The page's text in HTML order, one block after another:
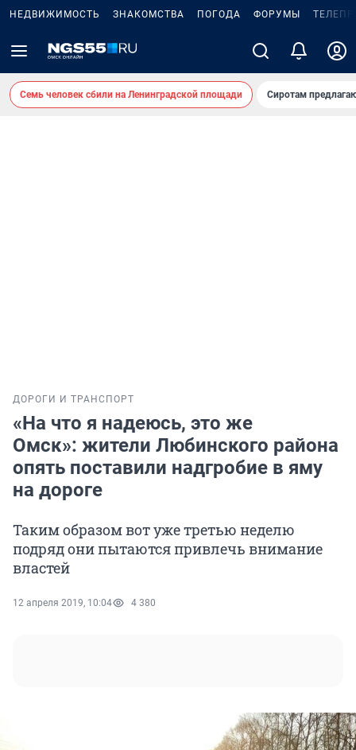
НЕДВИЖИМОСТЬ ЗНАКОМСТВА ПОГОДА ФОРУМЫ
Семь человек сбили на Ленинградской площади Сиротам
ДОРОГИ И ТРАНСПОРТ
«На что я надеюсь, это же
Омск»: жители Любинского района
опять поставили надгробие в яму
на дороге
Таким образом вот уже третью неделю
подряд они пытаются привлечь внимание
властей
12 апреля 2019, 10:04 4 380